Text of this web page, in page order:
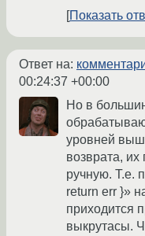
Показать
Ответ на:
00:24:37 +00:00
Но в
уровней
возврата, их
ручную. Т.е.
return err }»
приходится
выкрутасы.